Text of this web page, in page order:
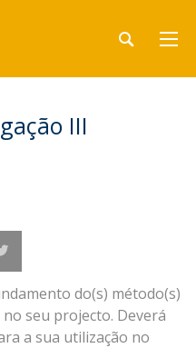
III
do(s) método(s)
seu projecto. Deverá
a sua utilização no